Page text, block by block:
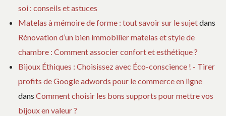
soi : conseils et astuces
Matelas à mémoire de forme : tout savoir sur le sujetdans
Rénovation d’un bien immobilier matelas et style de
chambre : Comment associer confort et esthétique ?
Bijoux Éthiques : Choisissez avec Éco-conscience ! - Tirer
profits de Google adwords pour le commerce en ligne
dans Comment choisir les bons supports pour mettre vos
bijoux en valeur ?